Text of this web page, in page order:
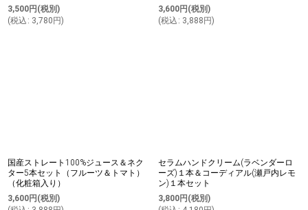
3,500円 (税別)
(税込 : 3,780 円)
3,600円 (税別)
(税込 : 3,888 円)
国産ストレート100%ジュース＆ネク
ター5本セット（フルーツ＆トマト）
（化粧箱入り）
3,600円 (税別)
セラムハンドクリーム(ラベンダーロ
ーズ)１本＆コーディアル(瀬戸内レモ
ン)１本セット
3,800円 (税別)